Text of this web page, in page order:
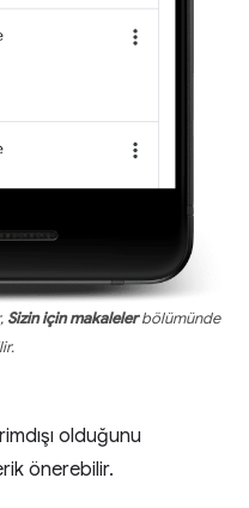
Sizin için makalelerbölümünde
olduğunu
önerebilir.